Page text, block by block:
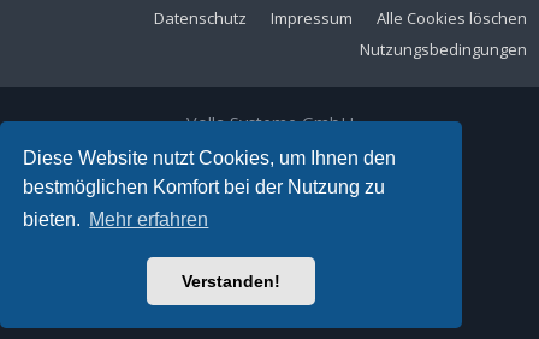
Diese Website nutzt Cookies, um Ihnen den
bestmöglichen Komfort bei der Nutzung zu
bieten. Mehr erfahren
Verstanden!
Alle Cookies löschen
Impressum
Datenschutz
Nutzungsbedingungen
Volla Systeme GmbH
Kölner Straße 102
42897 Remscheid
Telefon:+49 2191 59897 61
E-Mail:
Ariki Theme by